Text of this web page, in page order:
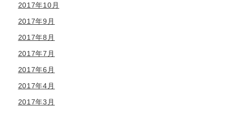
2017年10月
2017年9月
2017年8月
2017年7月
2017年6月
2017年4月
2017年3月